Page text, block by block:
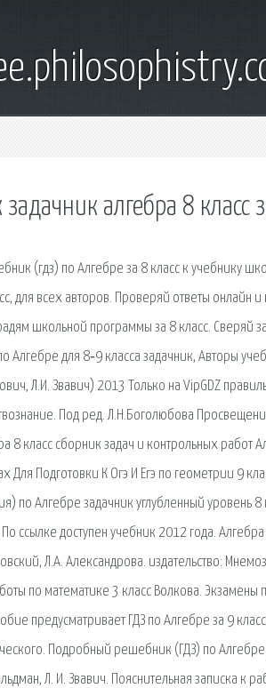
алгебра 8 класс
(гдз) по Алгебре за 8 класс к учебнику
для всех авторов. Проверяй ответы онлайн
школьной программы за 8 класс. Сверяй
Алгебре для 8‐9 класса задачник, Авторы
Л.И. Звавич) 2013 Только на VipGDZ
Под ред. Л.Н.Боголюбова
8 класс сборник задач и контрольных работ
Для Подготовки К Огэ И Егэ по геометрии 9
по Алгебре задачник углубленный уровень
ссылке доступен учебник 2012 года.
Л.А. Александрова. издательство:
по математике 3 класс Волкова. Экзамены
предусматривает ГДЗ по Алгебре за 9
Подробный решебник (ГДЗ) по
Л. И. Звавич. Пояснительная записка к